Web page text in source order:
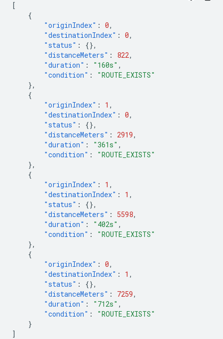
[
{
"originIndex" : 0,
"destinationIndex" : 0,
"status" :
{},
"distanceMeters" : 822,
"duration" : "160s" ,
"condition" :
"ROUTE_EXISTS"
},
{
"originIndex" : 1 ,
"destinationIndex" : 0,
"status" :
{},
"distanceMeters" : 2919,
"duration" : "361s" ,
"condition" :
"ROUTE_EXISTS"
},
{
"originIndex" : 1 ,
"destinationIndex" : 1 ,
"status" :
{},
"distanceMeters" : 5598,
"duration" : "402s" ,
"condition" :
"ROUTE_EXISTS"
},
{
"originIndex" : 0,
"destinationIndex" : 1 ,
"status" :
{},
"distanceMeters" : 7259,
"duration" : "712s" ,
"condition" :
"ROUTE_EXISTS"
}
]